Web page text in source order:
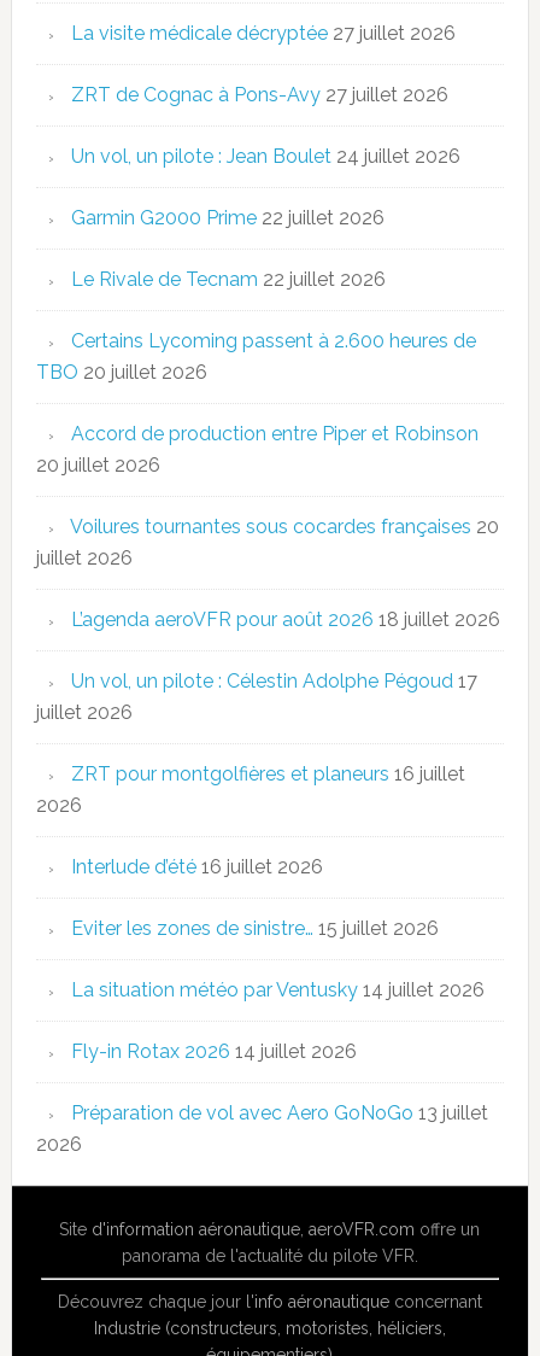
La visite médicale décryptée 27 juillet 2026
ZRT de Cognac à Pons-Avy 27 juillet 2026
Un vol, un pilote : Jean Boulet 24 juillet 2026
Garmin G2000 Prime 22 juillet 2026
Le Rivale de Tecnam 22 juillet 2026
Certains Lycoming passent à 2.600 heures de
TBO 20 juillet 2026
Accord de production entre Piper et Robinson
20 juillet 2026
Voilures tournantes sous cocardes françaises 20
juillet 2026
L’agenda aeroVFR pour août 2026 18 juillet 2026
Un vol, un pilote : Célestin Adolphe Pégoud 17
juillet 2026
ZRT pour montgolfières et planeurs 16 juillet
2026
Interlude d’été 16 juillet 2026
Eviter les zones de sinistre… 15 juillet 2026
La situation météo par Ventusky 14 juillet 2026
Fly-in Rotax 2026 14 juillet 2026
Préparation de vol avec Aero GoNoGo 13 juillet
2026
Site d'information aéronautique,aeroVFR.com offre un
panorama de l'actualité du pilote VFR.
Découvrez chaque jour l'info aéronautiqueconcernant
Industrie (constructeurs, motoristes, héliciers,